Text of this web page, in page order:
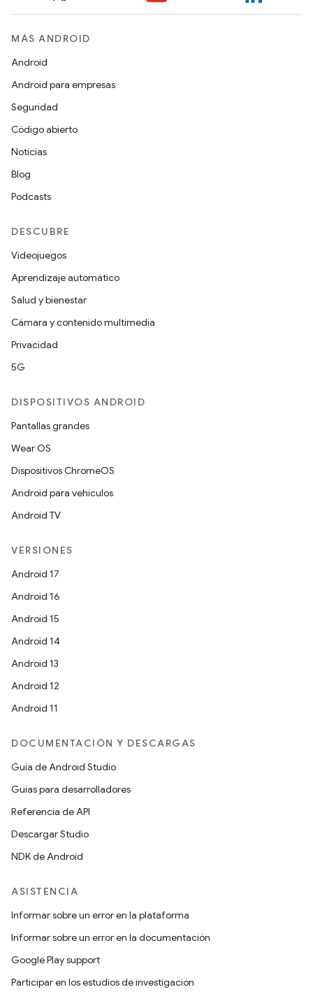
MÁS ANDROID
Android
Android para empresas
Seguridad
Código abierto
Noticias
Blog
Podcasts
DESCUBRE
Videojuegos
Aprendizaje automático
Salud y bienestar
Cámara y contenido multimedia
Privacidad
5G
DISPOSITIVOS ANDROID
Pantallas grandes
Wear OS
Dispositivos ChromeOS
Android para vehículos
Android TV
VERSIONES
Android 17
Android 16
Android 15
Android 14
Android 13
Android 12
Android 11
DOCUMENTACIÓN Y DESCARGAS
Guía de Android Studio
Guías para desarrolladores
Referencia de API
Descargar Studio
NDK de Android
ASISTENCIA
Informar sobre un error en la plataforma
Informar sobre un error en la documentación
Google Play support
Participar en los estudios de investigación